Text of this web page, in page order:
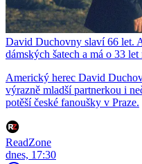
David Duchovny slaví 66 let.
dámských šatech a má o 33
Americký herec David
výrazně mladší partnerkou i
potěší české fanoušky v Praze.
ReadZone
dnes, 17:30